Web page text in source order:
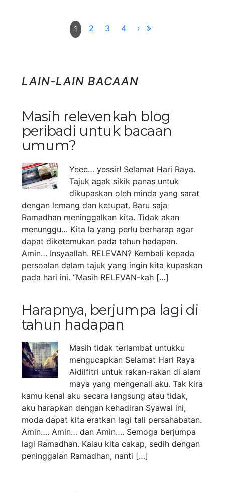
1 2 3 4 ›
LAIN-LAIN BACAAN
Masih relevenkah blog
peribadi untuk bacaan
umum?
Yeee… yessir! Selamat Hari Raya.
Tajuk agak sikik panas untuk
dikupaskan oleh minda yang sarat
dengan lemang dan ketupat. Baru saja
Ramadhan meninggalkan kita. Tidak akan
menunggu… Kita la yang perlu berharap agar
dapat diketemukan pada tahun hadapan.
Amin… Insyaallah. RELEVAN? Kembali kepada
persoalan dalam tajuk yang ingin kita kupaskan
pada hari ini. “Masih RELEVAN-kah […]
Harapnya, berjumpa lagi di
tahun hadapan
Masih tidak terlambat untukku
mengucapkan Selamat Hari Raya
Aidilfitri untuk rakan-rakan di alam
maya yang mengenali aku. Tak kira
kamu kenal aku secara langsung atau tidak,
aku harapkan dengan kehadiran Syawal ini,
moda dapat kita eratkan lagi tali persahabatan.
Amin…. Amin… dan Amin…. Semoga berjumpa
lagi Ramadhan. Kalau kita cakap, sedih dengan
peninggalan Ramadhan, nanti […]